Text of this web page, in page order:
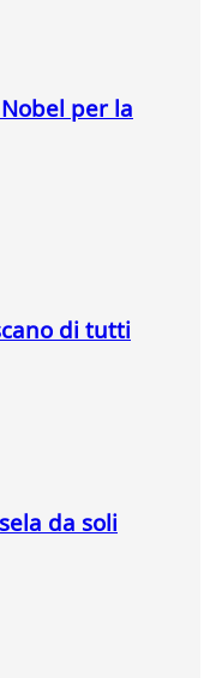
per la
di tutti
da soli